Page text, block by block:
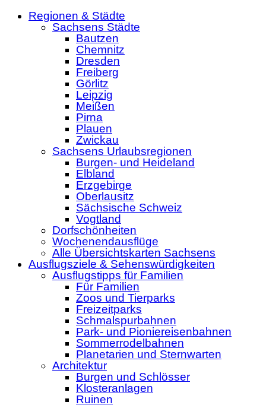
Regionen & Städte
Sachsens Städte
Bautzen
Chemnitz
Dresden
Freiberg
Görlitz
Leipzig
Meißen
Pirna
Plauen
Zwickau
Sachsens Urlaubsregionen
Burgen- und Heideland
Elbland
Erzgebirge
Oberlausitz
Sächsische Schweiz
Vogtland
Dorfschönheiten
Wochenendausflüge
Alle Übersichtskarten Sachsens
Ausflugsziele & Sehenswürdigkeiten
Ausflugstipps für Familien
Für Familien
Zoos und Tierparks
Freizeitparks
Schmalspurbahnen
Park- und Pioniereisenbahnen
Sommerrodelbahnen
Planetarien und Sternwarten
Architektur
Burgen und Schlösser
Klosteranlagen
Ruinen